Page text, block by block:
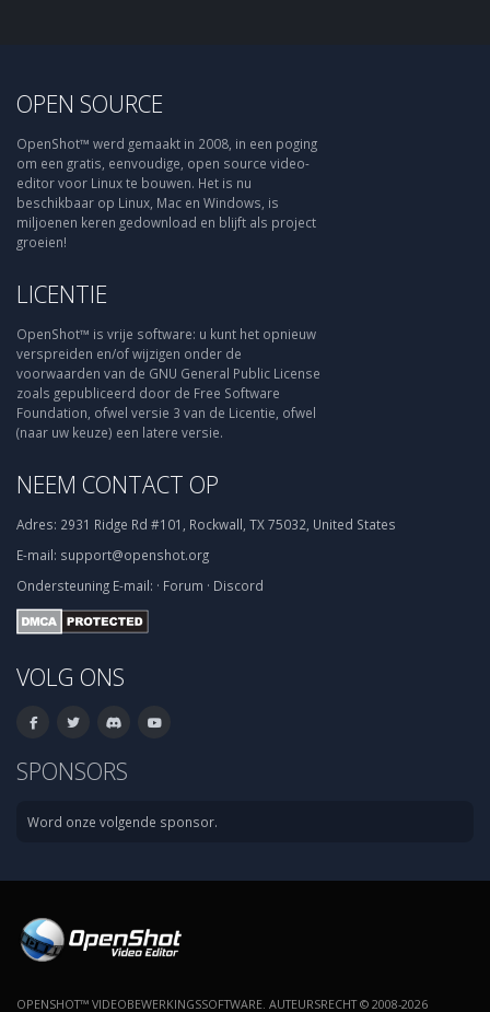
OPEN SOURCE
OpenShot™ werd gemaakt in 2008, in een poging
om een gratis, eenvoudige, open source video-
editor voor Linux te bouwen. Het is nu
beschikbaar op Linux, Mac en Windows, is
miljoenen keren gedownload en blijft als project
groeien!
LICENTIE
OpenShot™ is vrije software: u kunt het opnieuw
verspreiden en/of wijzigen onder de
voorwaarden van de GNU General Public License
zoals gepubliceerd door de Free Software
Foundation, ofwel versie 3 van de Licentie, ofwel
(naar uw keuze) een latere versie.
NEEM CONTACT OP
Adres: 2931 Ridge Rd #101, Rockwall, TX 75032, United States
E-mail: support@openshot.org
Ondersteuning E-mail: · Forum · Discord
VOLG ONS
SPONSORS
Word onze volgende sponsor.
OPENSHOT™ VIDEOBEWERKINGSSOFTWARE. AUTEURSRECHT © 2008-2026